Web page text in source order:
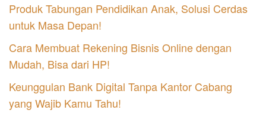
Produk Tabungan Pendidikan Anak, Solusi Cerdas
untuk Masa Depan!
Cara Membuat Rekening Bisnis Online dengan
Mudah, Bisa dari HP!
Keunggulan Bank Digital Tanpa Kantor Cabang
yang Wajib Kamu Tahu!